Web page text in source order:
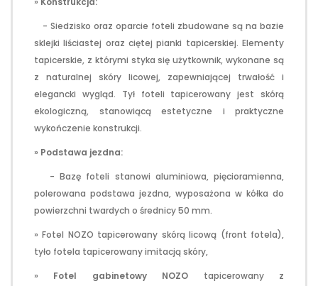
- Siedzisko oraz oparcie foteli zbudowane są na bazie
sklejki liściastej oraz ciętej pianki tapicerskiej. Elementy
tapicerskie, z którymi styka się użytkownik, wykonane są
z naturalnej skóry licowej, zapewniającej trwałość i
elegancki wygląd. Tył foteli tapicerowany jest skórą
ekologiczną, stanowiącą estetyczne i praktyczne
wykończenie konstrukcji.
» Podstawa jezdna:
- Bazę foteli stanowi aluminiowa, pięcioramienna,
polerowana podstawa jezdna, wyposażona w kółka do
powierzchni twardych o średnicy 50 mm.
» Fotel NOZO tapicerowany skórą licową (front fotela),
tyło fotela tapicerowany imitacją skóry,
» Fotel gabinetowy NOZO tapicerowany z